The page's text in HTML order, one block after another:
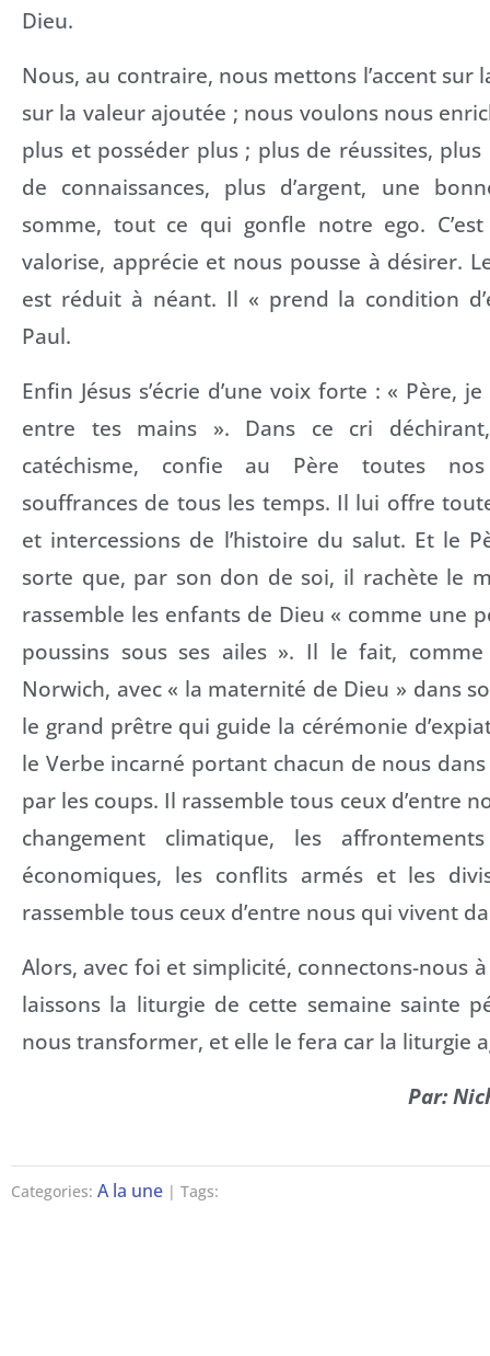
Dieu.
Nous, au contraire, nous mettons l’accent sur
sur la valeur ajoutée ; nous voulons nous
plus et posséder plus ; plus de réussites, plus
de connaissances, plus d’argent, une
somme, tout ce qui gonfle notre ego.
valorise, apprécie et nous pousse à désirer.
est réduit à néant. Il « prend la condition
Paul.
Enfin Jésus s’écrie d’une voix forte : « Père,
entre tes mains ». Dans ce cri
catéchisme, confie au Père toutes
souffrances de tous les temps. Il lui offre
et intercessions de l’histoire du salut. Et le
sorte que, par son don de soi, il rachète le
rassemble les enfants de Dieu « comme une
poussins sous ses ailes ». Il le fait,
Norwich, avec « la maternité de Dieu » dans
le grand prêtre qui guide la cérémonie
le Verbe incarné portant chacun de nous
par les coups. Il rassemble tous ceux d’entre
changement climatique, les
économiques, les conflits armés et les
rassemble tous ceux d’entre nous qui vivent
Alors, avec foi et simplicité, connectons-nous
laissons la liturgie de cette semaine sainte
nous transformer, et elle le fera car la liturgie
Par:
Categories: A la une | Tags: